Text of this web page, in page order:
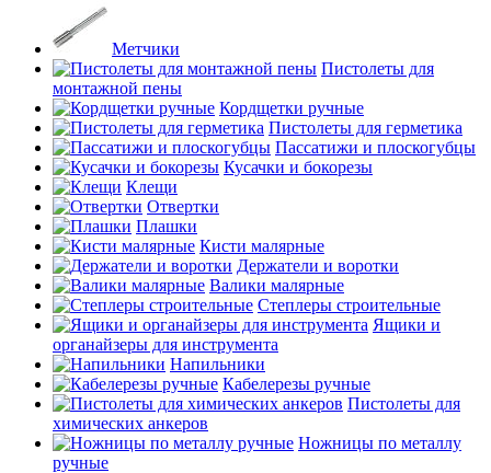
Метчики
Пистолеты для
монтажной пены
Кордщетки ручные
Пистолеты для герметика
Пассатижи и плоскогубцы
Кусачки и бокорезы
Клещи
Отвертки
Плашки
Кисти малярные
Держатели и воротки
Валики малярные
Степлеры строительные
Ящики и
органайзеры для инструмента
Напильники
Кабелерезы ручные
Пистолеты для
химических анкеров
Ножницы по металлу
ручные